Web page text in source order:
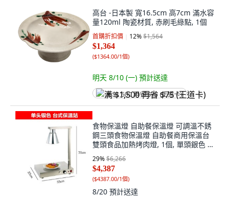
高台 -日本製 寬16.5cm 高7cm 滿水容
量120ml 陶瓷材質, 赤刷毛綠點, 1個
首購折扣價 12%$1,564
$1,364
($1364.00/1個)
明天 8/10 (一) 預計送達
满 $1,500 再省 $75 (王道卡)
食物保溫燈 自助餐保溫燈 可調溫不銹
鋼三頭食物保溫燈 自助餐商用保溫台
雙頭食品加熱烤肉燈, 1個, 單頭銀色 台
式保溫燈
29%$6,266
$4,387
($4387.00/1個)
8/20 預計送達